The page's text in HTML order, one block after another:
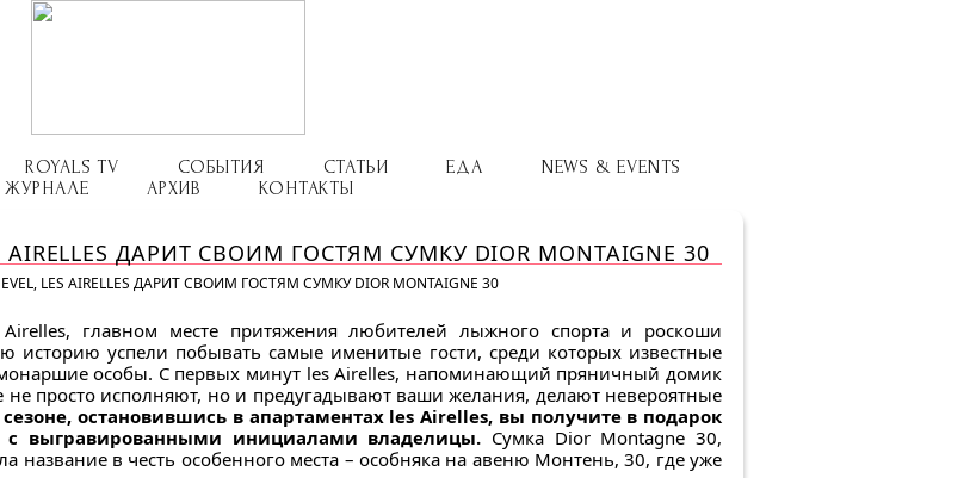
ROYALS TV СОБЫТИЯ СТАТЬИ ЕДА
NEWS & EVENTS
АРХИВ КОНТАКТЫ
AIRELLES ДАРИТ СВОИМ ГОСТЯМ СУМКУ DIOR MONTAIGNE 30
LES AIRELLES ДАРИТ СВОИМ ГОСТЯМ СУМКУ DIOR MONTAIGNE 30
Airelles, главном месте притяжения любителей лыжного спорта и роскоши
историю успели побывать самые именитые гости, среди которых известные
особы. C первых минут les Airelles, напоминающий пряничный домик
не просто исполняют, но и предугадывают ваши желания, делают невероятные
остановившись в апартаментах les Airelles, вы получите в подарок
выгравированными инициалами владелицы. Сумка Dior Montagne 30,
название в честь особенного места – особняка на авеню Монтень, 30, где уже